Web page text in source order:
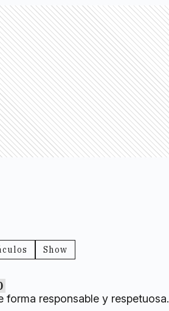
Show
forma responsable y respetuosa.